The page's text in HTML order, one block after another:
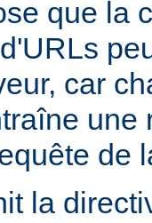
que la
car
une
de
la